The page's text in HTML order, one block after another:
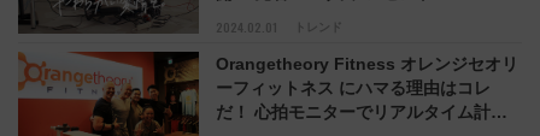
2024.02.01 トレンド
Orangetheory Fitness オレンジセオリ
ーフィットネス にハマる理由はコレ
だ！ 心拍モニターでリアルタイム計測